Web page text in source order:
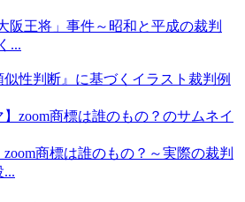
阪王将」事件～昭和と平成の裁判
...
性判断』に基づくイラスト裁判例
zoom商標は誰のもの？～実際の裁判
...